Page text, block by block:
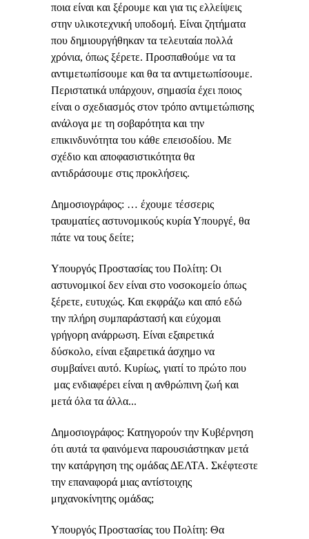
ποια είναι και ξέρουμε και για τις ελλείψεις
στην υλικοτεχνική υποδομή. Είναι ζητήματα
που δημιουργήθηκαν τα τελευταία πολλά
χρόνια, όπως ξέρετε. Προσπαθούμε να τα
αντιμετωπίσουμε και θα τα αντιμετωπίσουμε.
Περιστατικά υπάρχουν, σημασία έχει ποιος
είναι ο σχεδιασμός στον τρόπο αντιμετώπισης
ανάλογα με τη σοβαρότητα και την
επικινδυνότητα του κάθε επεισοδίου. Με
σχέδιο και αποφασιστικότητα θα
αντιδράσουμε στις προκλήσεις.
Δημοσιογράφος: … έχουμε τέσσερις
τραυματίες αστυνομικούς κυρία Υπουργέ, θα
πάτε να τους δείτε;
Υπουργός Προστασίας του Πολίτη: Οι
αστυνομικοί δεν είναι στο νοσοκομείο όπως
ξέρετε, ευτυχώς. Και εκφράζω και από εδώ
την πλήρη συμπαράστασή και εύχομαι
γρήγορη ανάρρωση. Είναι εξαιρετικά
δύσκολο, είναι εξαιρετικά άσχημο να
συμβαίνει αυτό. Κυρίως, γιατί το πρώτο που
μας ενδιαφέρει είναι η ανθρώπινη ζωή και
μετά όλα τα άλλα...
Δημοσιογράφος: Κατηγορούν την Κυβέρνηση
ότι αυτά τα φαινόμενα παρουσιάστηκαν μετά
την κατάργηση της ομάδας ΔΕΛΤΑ. Σκέφτεστε
την επαναφορά μιας αντίστοιχης
μηχανοκίνητης ομάδας;
Υπουργός Προστασίας του Πολίτη: Θα